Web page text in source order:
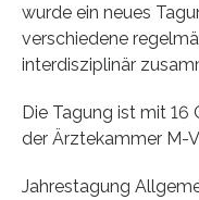
wurde ein neues
verschiedene
interdisziplinär
Die Tagung ist mit
der Ärztekammer M-
Jahrestagung